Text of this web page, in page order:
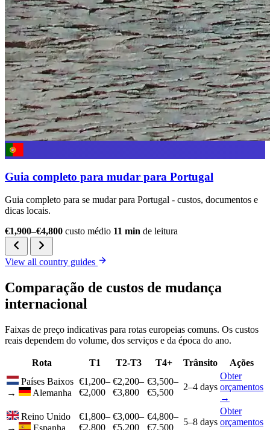
Guia completo para mudar para Portugal
Guia completo para se mudar para Portugal - custos, documentos e
dicas locais.
€1,900–€4,800 custo médio 11 min de leitura
View all country guides
Comparação de custos de mudança
internacional
Faixas de preço indicativas para rotas europeias comuns. Os custos
reais dependem do volume, dos serviços e da época do ano.
Rota T1 T2-T3 T4+ Trânsito
Ações
Países Baixos
→
Alemanha
€1,200–
€2,000
€2,200–
€3,800
€3,500–
€5,500
2–4 days
Obter
orçamentos
→
Reino Unido
€1,800–
€2,800
€3,000–
€5,200
€4,800–
€7,500
5–8 days
Obter
orçamentos